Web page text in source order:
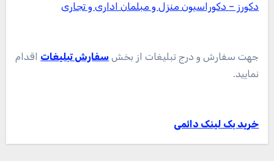
دکورز – دکوراسیون منزل و مبلمان اداری و تجاری
جهت سفارش و درج تبلیغات از بخش سفارش تبلیغات اقدام
نمایید.
خرید بک لینک دائمی